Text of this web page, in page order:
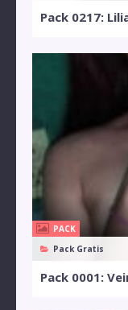
Pack 0217:
PACK
Pack Gratis
Pack 0001: